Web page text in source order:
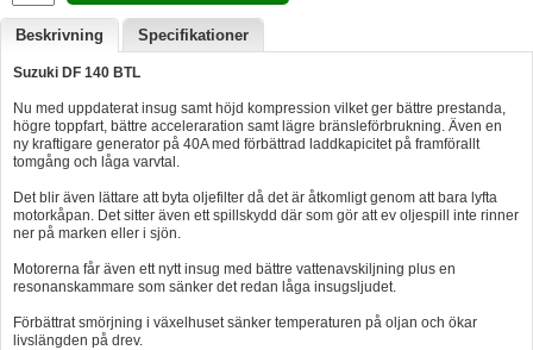
Calix - Packline - Takboxar
Thule - Takboxar
LAGERRENSING
Beskrivning Specifikationer
Suzuki DF 140 BTL
Nu med uppdaterat insug samt höjd kompression vilket ger bättre prestanda,
högre toppfart, bättre acceleraration samt lägre bränsleförbrukning. Även en
ny kraftigare generator på 40A med förbättrad laddkapicitet på framförallt
tomgång och låga varvtal.
Det blir även lättare att byta oljefilter då det är åtkomligt genom att bara lyfta
motorkåpan. Det sitter även ett spillskydd där som gör att ev oljespill inte rinner
ner på marken eller i sjön.
Motorerna får även ett nytt insug med bättre vattenavskiljning plus en
resonanskammare som sänker det redan låga insugsljudet.
Förbättrat smörjning i växelhuset sänker temperaturen på oljan och ökar
livslängden på drev.